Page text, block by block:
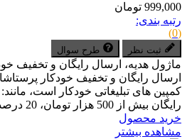
999,000 تومان
رتبه بندی:
(0)
ثبت نظر طرح سوال
ماژول هدیه، ارسال رایگان و تخفیف
ارسال رایگان و تخفیف خودکار
رایگان بیش از 500 هزار تومان، 20 درصد...
خرید محصول
مشاهده بیشتر